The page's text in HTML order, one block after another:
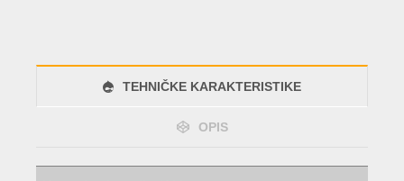
TEHNIČKE KARAKTERISTIKE
OPIS